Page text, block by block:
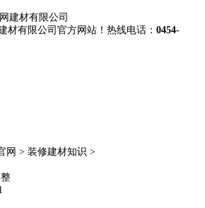
材有限公司官方网站！热线电话： 0454-
网 > 装修建材知识 >